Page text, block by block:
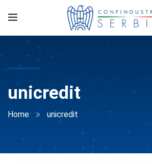
unicredit
Home unicredit